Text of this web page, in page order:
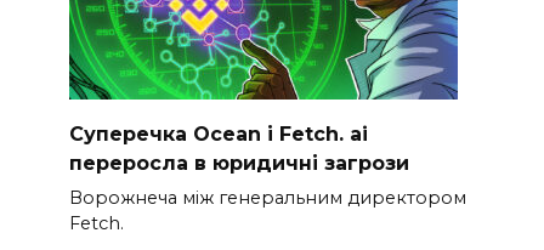
Суперечка Ocean і Fetch. ai
переросла в юридичні загрози
Ворожнеча між генеральним директором
Fetch.